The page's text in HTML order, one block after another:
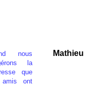
nous
la
que
amis ont
Mathieu